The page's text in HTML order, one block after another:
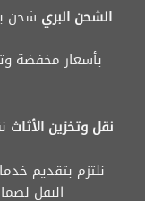
الشحن البري شحن
بأسعار مخفضة
نقل وتخزين الأثاث
نلتزم بتقديم
النقل